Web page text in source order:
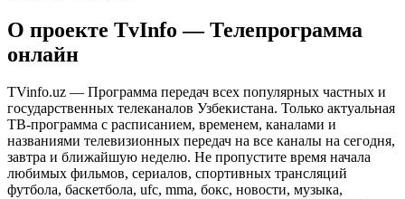
О проекте TvInfo — Телепрограмма
онлайн
TVinfo.uz — Программа передач всех популярных частных и
государственных телеканалов Узбекистана. Только актуальная
ТВ-программа с расписанием, временем, каналами и
названиями телевизионных передач на все каналы на сегодня,
завтра и ближайшую неделю. Не пропустите время начала
любимых фильмов, сериалов, спортивных трансляций
футбола, баскетбола, ufc, mma, бокс, новости, музыка,